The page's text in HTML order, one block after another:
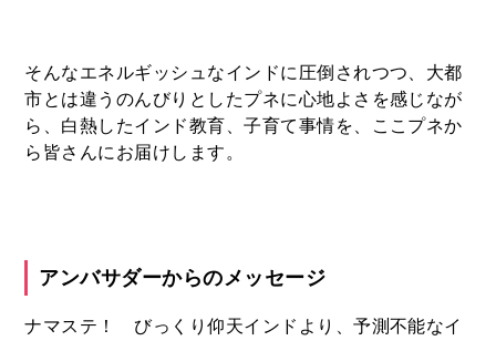
そんなエネルギッシュなインドに圧倒されつつ、大都
市とは違うのんびりとしたプネに心地よさを感じなが
ら、白熱したインド教育、子育て事情を、ここプネか
ら皆さんにお届けします。
アンバサダーからのメッセージ
ナマステ！ びっくり仰天インドより、予測不能なイ